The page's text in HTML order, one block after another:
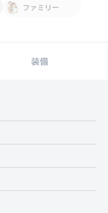
ファミリー
装備